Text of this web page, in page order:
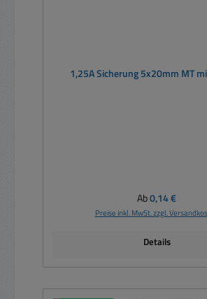
1,25A Sicherung 5x20mm MT
Regulärer Preis:
Ab0,14 €
Preise inkl. MwSt. zzgl.
Details